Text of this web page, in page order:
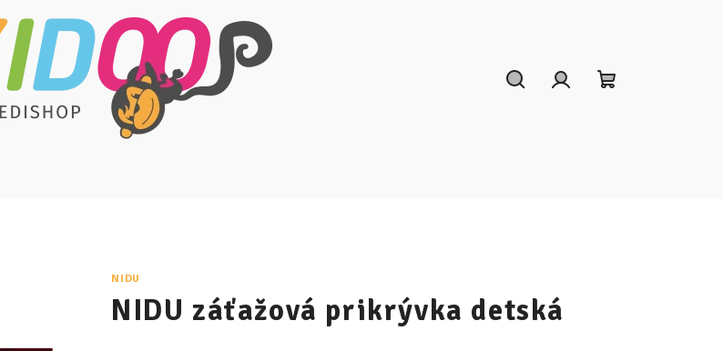
NIDU
NIDU záťažová prikrývka detská